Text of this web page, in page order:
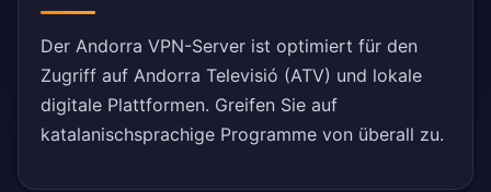
Der Andorra VPN-Server ist optimiert für den
Zugriff auf Andorra Televisió (ATV) und lokale
digitale Plattformen. Greifen Sie auf
katalanischsprachige Programme von überall zu.